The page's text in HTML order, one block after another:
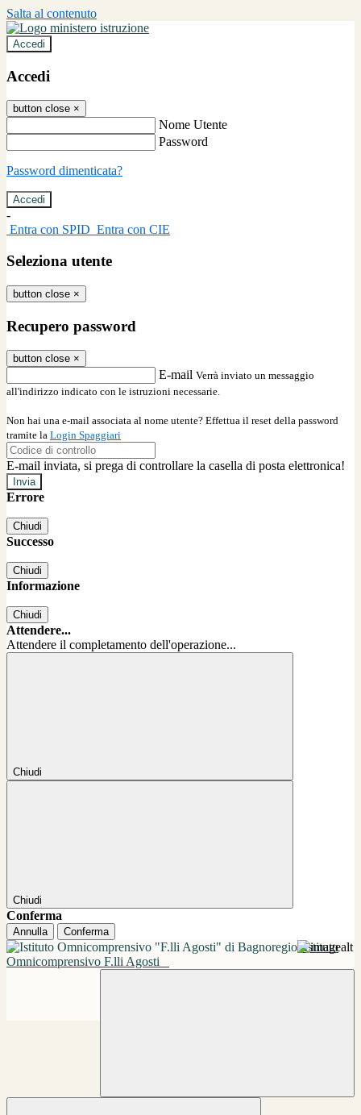
Salta al contenuto
Accedi
Accedi
button close ×
Nome Utente
Password
Password dimenticata?
-
Entra con SPID Entra con CIE
Seleziona utente
button close ×
Recupero password
button close ×
E-mail Verrà inviato un messaggio
all'indirizzo indicato con le istruzioni necessarie.
Non hai una e-mail associata al nome utente? Effettua il reset della password
tramite la Login Spaggiari
E-mail inviata, si prega di controllare la casella di posta elettronica!
Errore
Chiudi
Successo
Chiudi
Informazione
Chiudi
Attendere...
Attendere il completamento dell'operazione...
Chiudi
Chiudi
Conferma
Annulla Conferma
Istituto
Omnicomprensivo F.lli Agosti